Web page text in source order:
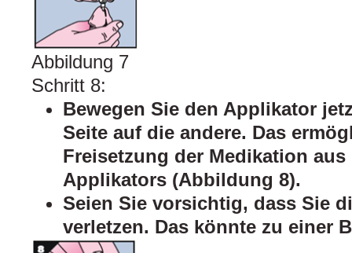
Abbildung 7
Schritt 8:
Bewegen Sie den Applikator
Seite auf die andere. Das
Freisetzung der Medikation aus
Applikators (Abbildung 8).
Seien Sie vorsichtig, dass Sie
verletzen. Das könnte zu einer